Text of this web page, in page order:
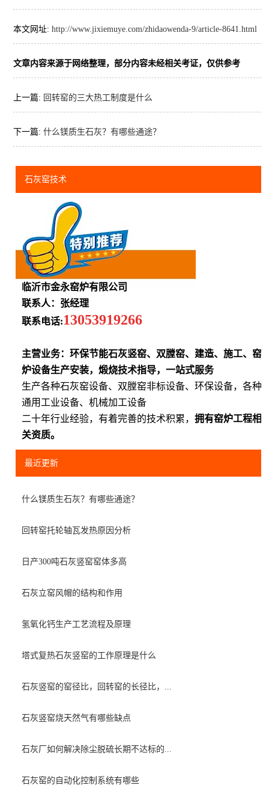
本文网址: http://www.jixiemuye.com/zhidaowenda-9/article-8641.html
文章内容来源于网络整理，部分内容未经相关考证，仅供参考
上一篇: 回转窑的三大热工制度是什么
下一篇: 什么镁质生石灰？有哪些通途？
石灰窑技术
临沂市金永窑炉有限公司
联系人：张经理
联系电话:13053919266
主营业务：环保节能石灰竖窑、双膛窑、建造、施工、窑
炉设备生产安装，煅烧技术指导，一站式服务
生产各种石灰窑设备、双膛窑非标设备、环保设备，各种
通用工业设备、机械加工设备
二十年行业经验，有着完善的技术积累，拥有窑炉工程相
关资质。
最近更新
什么镁质生石灰？有哪些通途？
回转窑托轮轴瓦发热原因分析
日产300吨石灰竖窑窑体多高
石灰立窑风帽的结构和作用
氢氧化钙生产工艺流程及原理
塔式复热石灰竖窑的工作原理是什么
石灰竖窑的窑径比，回转窑的长径比，...
石灰竖窑烧天然气有哪些缺点
石灰厂如何解决除尘脱硫长期不达标的...
石灰窑的自动化控制系统有哪些